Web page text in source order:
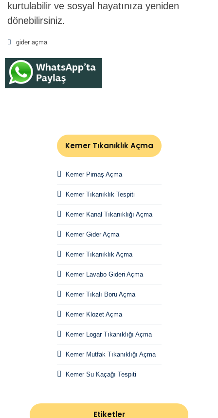
kurtulabilir ve sosyal hayatınıza yeniden
dönebilirsiniz.
gider açma
Kemer Tıkanıklık Açma
Kemer Pimaş Açma
Kemer Tıkanıklık Tespiti
Kemer Kanal Tıkanıklığı Açma
Kemer Gider Açma
Kemer Tıkanıklık Açma
Kemer Lavabo Gideri Açma
Kemer Tıkalı Boru Açma
Kemer Klozet Açma
Kemer Logar Tıkanıklığı Açma
Kemer Mutfak Tıkanıklığı Açma
Kemer Su Kaçağı Tespiti
Etiketler